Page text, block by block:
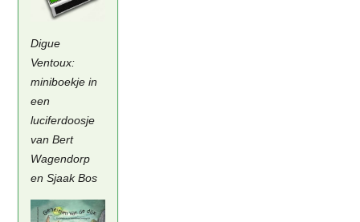
Digue
Ventoux:
miniboekje in
een
luciferdoosje
van Bert
Wagendorp
en Sjaak Bos